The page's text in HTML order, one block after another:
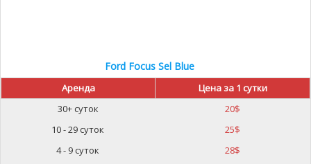
Ford Focus Sel Blue
Аренда
Цена за 1 сутки
30+ суток
20$
10 - 29 суток
25$
4 - 9 суток
28$